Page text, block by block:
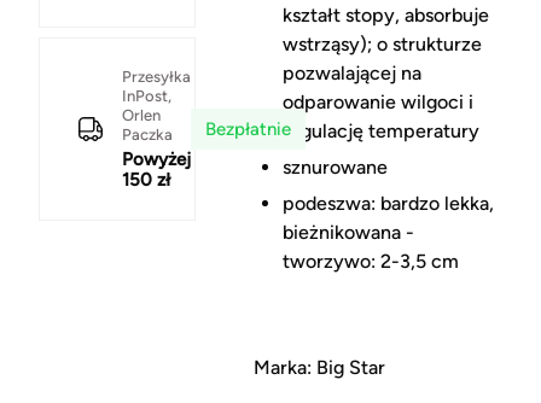
Przesyłka
InPost,
Orlen
Paczka
Powyżej
150 zł
Bezpłatnie
kształt stopy, absorbuje
wstrząsy); o strukturze
pozwalającej na
odparowanie wilgoci i
regulację temperatury
sznurowane
podeszwa: bardzo lekka,
bieżnikowana -
tworzywo: 2-3,5 cm
Marka: Big Star